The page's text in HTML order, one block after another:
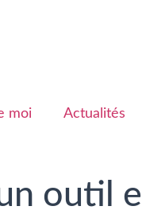
moi Actualités
outil